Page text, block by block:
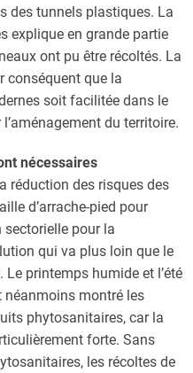
des tunnels plastiques. La
explique en grande partie
ont pu être récoltés. La
conséquent que la
soit facilitée dans le
du territoire.
nécessaires
réduction des risques des
d’arrache-pied pour
pour la
qui va plus loin que le
Le printemps humide et l’été
néanmoins montré les
phytosanitaires, car la
forte. Sans
les récoltes de